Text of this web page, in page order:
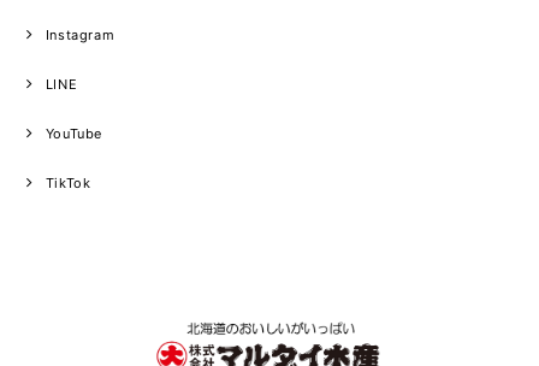
Instagram
LINE
YouTube
TikTok